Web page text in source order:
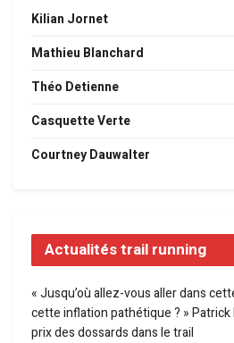
Kilian Jornet
Mathieu Blanchard
Théo Detienne
Casquette Verte
Courtney Dauwalter
Actualités trail running
« Jusqu’où allez-vous aller dans
cette inflation pathétique ? » Patrick
prix des dossards dans le trail